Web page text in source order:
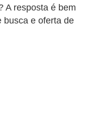
A resposta é bem
busca e oferta de